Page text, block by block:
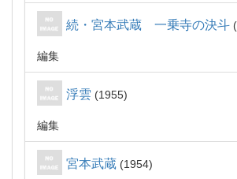
続・宮本武蔵 一乗寺の決斗
編集
浮雲 1955
編集
宮本武蔵 1954